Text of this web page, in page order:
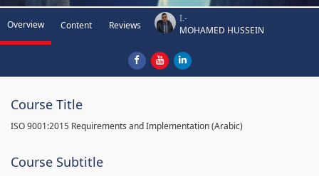
Overview Content Reviews
I.-
MOHAMED HUSSEIN
Course Title
ISO 9001:2015 Requirements and Implementation (Arabic)
Course Subtitle